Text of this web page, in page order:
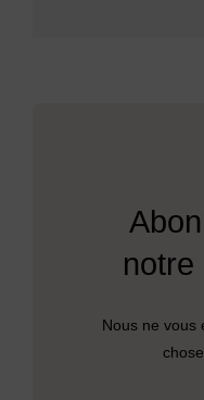
notre
Nous ne vous